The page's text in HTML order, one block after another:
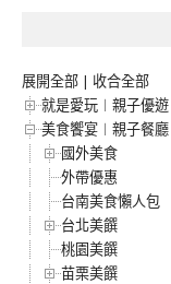
展開全部 | 收合全部
就是愛玩︱親子優遊
美食饗宴︱親子餐廳
國外美食
外帶優惠
台南美食懶人包
台北美饌
桃園美饌
苗栗美饌